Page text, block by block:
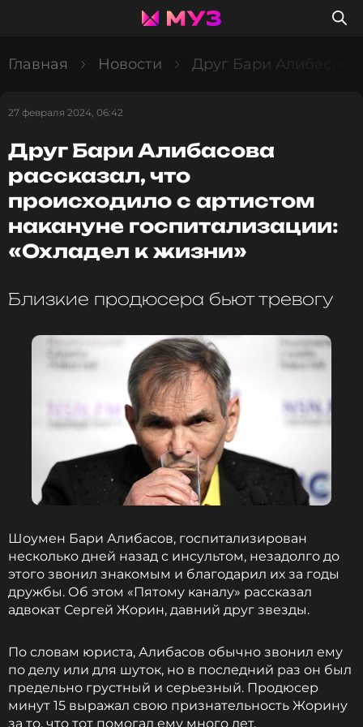
Главная Новости Друг Бари Алибасова
27 февраля 2024, 06:42
Друг Бари Алибасова
рассказал, что
происходило с артистом
накануне госпитализации:
«Охладел к жизни»
Близкие продюсера бьют тревогу
Шоумен Бари Алибасов, госпитализирован
несколько дней назад с инсультом, незадолго до
этого звонил знакомым и благодарил их за годы
дружбы. Об этом «Пятому каналу» рассказал
адвокат Сергей Жорин, давний друг звезды.
По словам юриста, Алибасов обычно звонил ему
по делу или для шуток, но в последний раз он был
предельно грустный и серьезный. Продюсер
минут 15 выражал свою признательность Жорину
за то, что тот помогал ему много лет.